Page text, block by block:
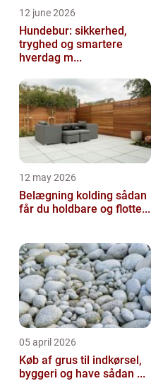
12 june 2026
Hundebur: sikkerhed,
tryghed og smartere
hverdag m...
12 may 2026
Belægning kolding sådan
får du holdbare og flotte...
05 april 2026
Køb af grus til indkørsel,
byggeri og have sådan ...